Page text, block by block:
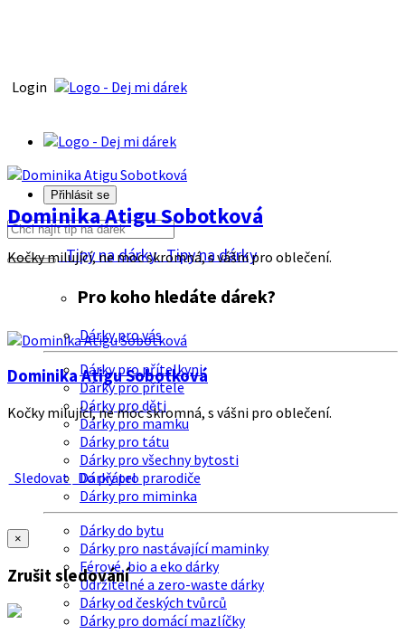
Login
Přihlásit se
Tipy na dárkyTipy na dárky
Pro koho hledáte dárek?
Dárky pro vás
Dárky pro přítelkyni
Dárky pro přítele
Dárky pro děti
Dárky pro mamku
Dárky pro tátu
Dárky pro všechny bytosti
Dárky pro prarodiče
Dárky pro miminka
Dárky do bytu
Dárky pro nastávající maminky
Férové, bio a eko dárky
Udržitelné a zero-waste dárky
Dárky od českých tvůrců
Dárky pro domácí mazlíčky
Dominika Atigu Sobotková
Kočky milující, ne moc skromná, s vášni pro oblečení.
Dominika Atigu Sobotková
Kočky milující, ne moc skromná, s vášni pro oblečení.
Sledovat Do přátel
×
Zrušit sledování